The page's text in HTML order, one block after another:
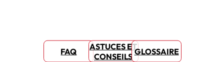
FAQ
ASTUCES ET
CONSEILSGLOSSAIRE